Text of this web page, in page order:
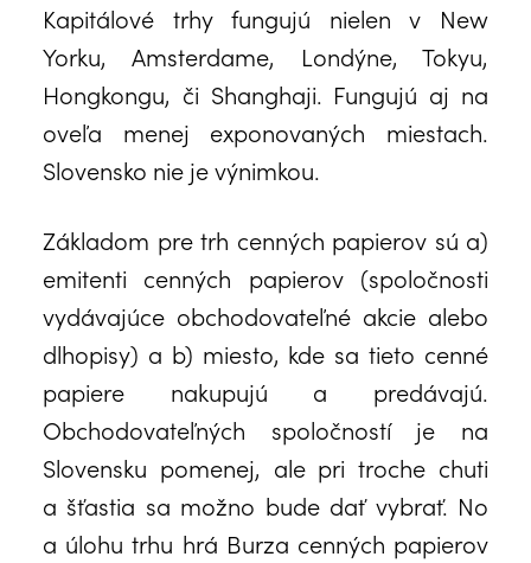
Kapitálové trhy fungujú nielen v New
Yorku, Amsterdame, Londýne, Tokyu,
Hongkongu, či Shanghaji. Fungujú aj na
oveľa menej exponovaných miestach.
Slovensko nie je výnimkou.
Základom pre trh cenných papierov sú a)
emitenti cenných papierov (spoločnosti
vydávajúce obchodovateľné akcie alebo
dlhopisy) a b) miesto, kde sa tieto cenné
papiere nakupujú a predávajú.
Obchodovateľných spoločností je na
Slovensku pomenej, ale pri troche chuti
a šťastia sa možno bude dať vybrať. No
a úlohu trhu hrá Burza cenných papierov